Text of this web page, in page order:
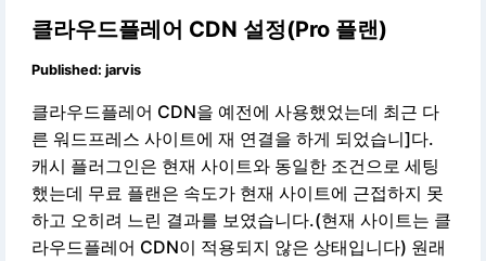
클라우드플레어 CDN 설정(Pro 플랜)
Published: jarvis
클라우드플레어 CDN을 예전에 사용했었는데 최근 다
른 워드프레스 사이트에 재 연결을 하게 되었습니]다.
캐시 플러그인은 현재 사이트와 동일한 조건으로 세팅
했는데 무료 플랜은 속도가 현재 사이트에 근접하지 못
하고 오히려 느린 결과를 보였습니다.(현재 사이트는 클
라우드플레어 CDN이 적용되지 않은 상태입니다) 원래